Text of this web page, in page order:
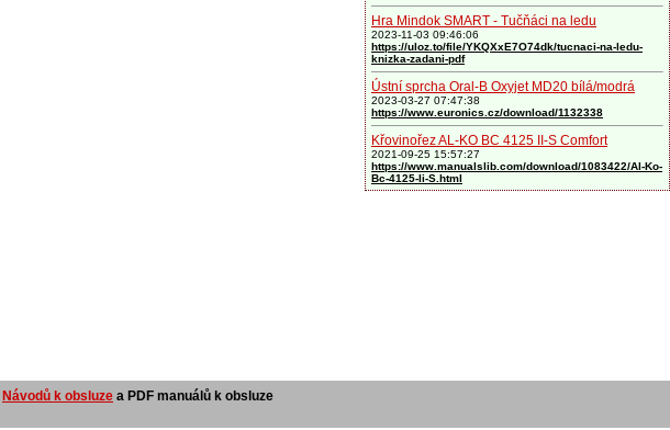
Hra Mindok SMART - Tučňáci na ledu
2023-11-03 09:46:06
https://uloz.to/file/YKQXxE7O74dk/tucnaci-na-ledu-
knizka-zadani-pdf
Ústní sprcha Oral-B Oxyjet MD20 bílá/modrá
2023-03-27 07:47:38
https://www.euronics.cz/download/1132338
Křovinořez AL-KO BC 4125 II-S Comfort
2021-09-25 15:57:27
https://www.manualslib.com/download/1083422/Al-Ko-
Bc-4125-Ii-S.html
Návodů k obsluze a PDF manuálů k obsluze